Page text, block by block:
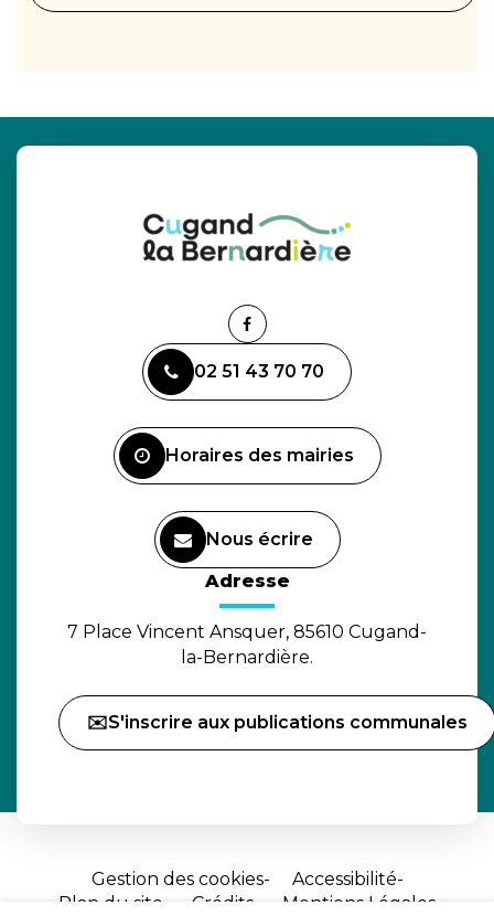
Lien
le
compte
02 51 43 70 70
Horaires des mairies
Nous écrire
(ouverture dans un nouvel
Adresse
7 Place Vincent Ansquer, 85610 Cugand-
la-Bernardière.
✉️S'inscrire aux publications communales
Gestion des cookies
Accessibilité
Plan du site
Crédits Mentions Légales